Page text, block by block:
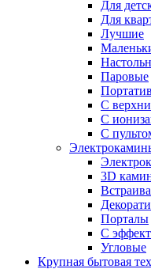
Для
Для
Лучшие
Паровые
С
С
С
3D
Порталы
С
Угловые
Крупная бытовая